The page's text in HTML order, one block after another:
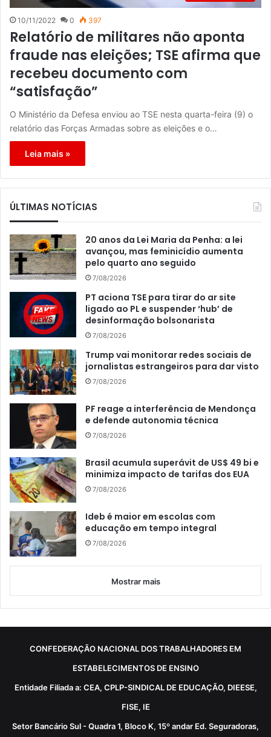
10/11/2022 0 397
Relatório de militares não aponta
fraude nas eleições; TSE afirma que
recebeu documento com
“satisfação”
O Ministério da Defesa enviou ao TSE nesta quarta-feira (9) o
relatório das Forças Armadas sobre as eleições e o…
Leia mais »
ÚLTIMAS NOTÍCIAS
20 anos da Lei Maria da Penha: a lei
avançou, mas feminicídio aumenta
pelo quarto ano seguido
7/08/2026
PT aciona TSE para tirar do ar site
ligado ao PL e suspender ‘hub’ de
desinformação bolsonarista
7/08/2026
Trump vai monitorar redes sociais de
jornalistas estrangeiros para dar visto
7/08/2026
PF reage a interferência de Mendonça
e defende autonomia técnica
7/08/2026
Brasil acumula superávit de US$ 49 bi e
minimiza impacto de tarifas dos EUA
7/08/2026
Ideb é maior em escolas com
educação em tempo integral
7/08/2026
Mostrar mais
CONFEDERAÇÃO NACIONAL DOS TRABALHADORES EM
ESTABELECIMENTOS DE ENSINO
Entidade Filiada a: CEA, CPLP-SINDICAL DE EDUCAÇÃO, DIEESE,
FISE, IE
Setor Bancário Sul - Quadra 1, Bloco K, 15º andar Ed. Seguradoras,